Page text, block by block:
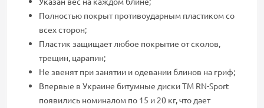
Полностью покрыт противоударным пластиком со
всех сторон;
Пластик защищает любое покрытие от сколов,
трещин, царапин;
Не звенят при занятии и одевании блинов на гриф;
Впервые в Украине битумные диски ТМ RN-Sport
появились номиналом по 15 и 20 кг, что дает